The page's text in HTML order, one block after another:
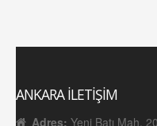
ANKARA İLETİŞİM
Adres: Yeni Batı Mah.